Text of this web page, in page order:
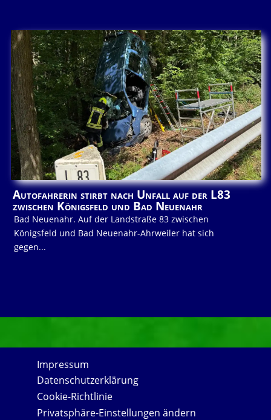
Autofahrerin stirbt nach Unfall auf der L83
zwischen Königsfeld und Bad Neuenahr
Bad Neuenahr. Auf der Landstraße 83 zwischen
Königsfeld und Bad Neuenahr-Ahrweiler hat sich
gegen...
Impressum
Datenschutzerklärung
Cookie-Richtlinie
Privatsphäre-Einstellungen ändern